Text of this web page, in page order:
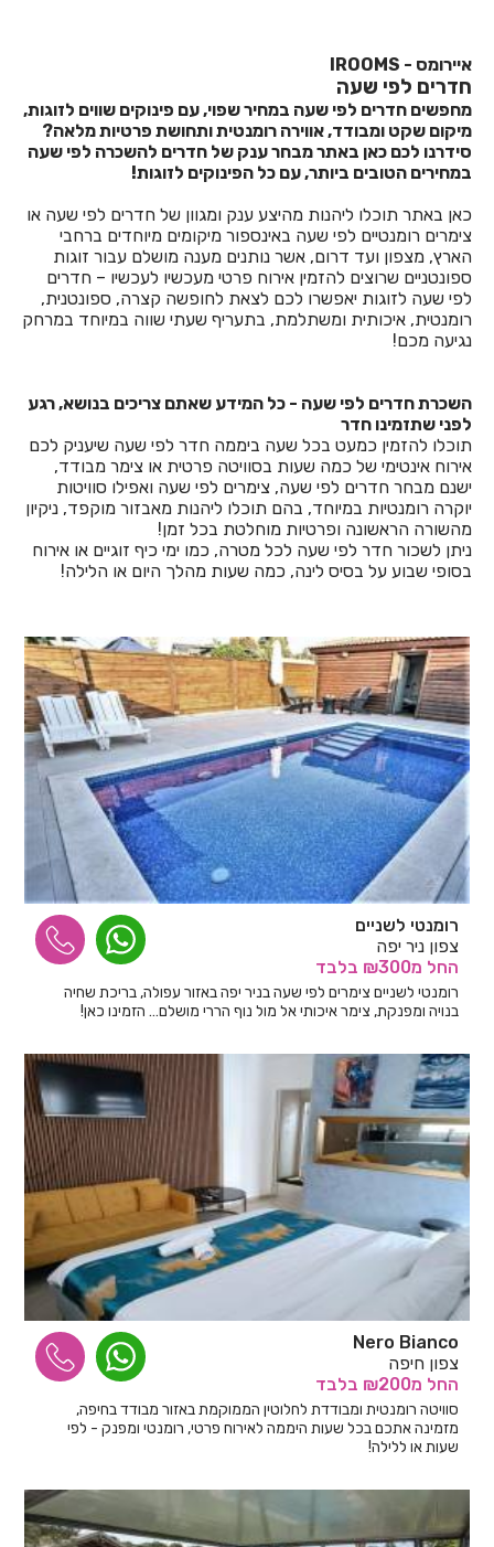
איירומס - IROOMS
חדרים לפי שעה
מחפשים חדרים לפי שעה במחיר שפוי, עם פינוקים שווים לזוגות,
מיקום שקט ומבודד, אווירה רומנטית ותחושת פרטיות מלאה?
סידרנו לכם כאן באתר מבחר ענק של חדרים להשכרה לפי שעה
במחירים הטובים ביותר, עם כל הפינוקים לזוגות!
כאן באתר תוכלו ליהנות מהיצע ענק ומגוון של חדרים לפי שעה או
צימרים רומנטיים לפי שעה באינספור מיקומים מיוחדים ברחבי
הארץ, מצפון ועד דרום, אשר נותנים מענה מושלם עבור זוגות
ספונטניים שרוצים להזמין אירוח פרטי מעכשיו לעכשיו – חדרים
לפי שעה לזוגות יאפשרו לכם לצאת לחופשה קצרה, ספונטנית,
רומנטית, איכותית ומשתלמת, בתעריף שעתי שווה במיוחד במרחק
נגיעה מכם!
השכרת חדרים לפי שעה - כל המידע שאתם צריכים בנושא, רגע
לפני שתזמינו חדר
תוכלו להזמין כמעט בכל שעה ביממה חדר לפי שעה שיעניק לכם
אירוח אינטימי של כמה שעות בסוויטה פרטית או צימר מבודד,
ישנם מבחר חדרים לפי שעה, צימרים לפי שעה ואפילו סוויטות
יוקרה רומנטיות במיוחד, בהם תוכלו ליהנות מאבזור מוקפד, ניקיון
מהשורה הראשונה ופרטיות מוחלטת בכל זמן!
ניתן לשכור חדר לפי שעה לכל מטרה, כמו ימי כיף זוגיים או אירוח
בסופי שבוע על בסיס לינה, כמה שעות מהלך היום או הלילה!
רומנטי לשניים
צפון ניר יפה
החל מ₪300 בלבד
רומנטי לשניים צימרים לפי שעה בניר יפה באזור עפולה, בריכת שחיה
בנויה ומפנקת, צימר איכותי אל מול נוף הררי מושלם… הזמינו כאן!
Nero Bianco
צפון חיפה
החל מ₪200 בלבד
סוויטה רומנטית ומבודדת לחלוטין הממוקמת באזור מבודד בחיפה,
מזמינה אתכם בכל שעות היממה לאירוח פרטי, רומנטי ומפנק - לפי
שעות או ללילה!